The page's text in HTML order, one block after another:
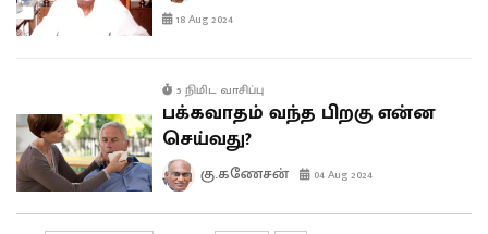
18 Aug 2024
5 நிமிட வாசிப்பு
பக்கவாதம் வந்த பிறகு என்ன
செய்வது?
கு.கணேசன் 04 Aug 2024